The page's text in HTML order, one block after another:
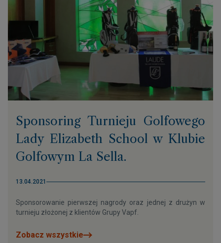
Sponsoring Turnieju Golfowego
Lady Elizabeth School w Klubie
Golfowym La Sella.
13.04.2021
Sponsorowanie pierwszej nagrody oraz jednej z drużyn w
turnieju złożonej z klientów Grupy Vapf.
Zobacz wszystkie